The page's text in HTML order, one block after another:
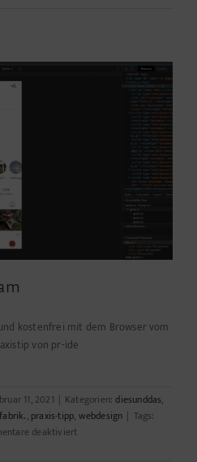
neuer
Ideen
&
kostenfrei mit dem Browser vom
von pr-ide
11, 2021 | Kategorien:diesunddas,
, praxis-tipp, webdesign | Tags:
deaktiviertfür